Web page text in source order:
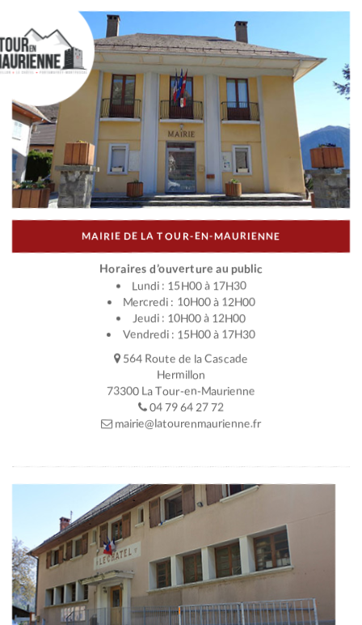
MAIRIE DE LA TOUR-EN-MAURIENNE
Horaires d’ouverture au public
Lundi : 15H00 à 17H30
Mercredi : 10H00 à 12H00
Jeudi : 10H00 à 12H00
Vendredi : 15H00 à 17H30
564 Route de la Cascade
Hermillon
73300 La Tour-en-Maurienne
04 79 64 27 72
mairie@latourenmaurienne.fr